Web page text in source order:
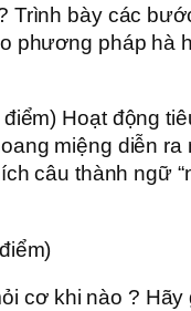
Trình bày các
phương pháp hà
điểm) Hoạt động
miệng diễn ra
câu thành ngữ
cơ khi nào ? Hãy